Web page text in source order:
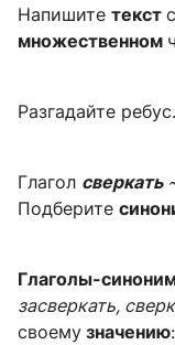
Напишите текст
множественном
Разгадайте ребус.
Глагол сверкать
Подберите
Глаголы-
засверкать,
своему значению: